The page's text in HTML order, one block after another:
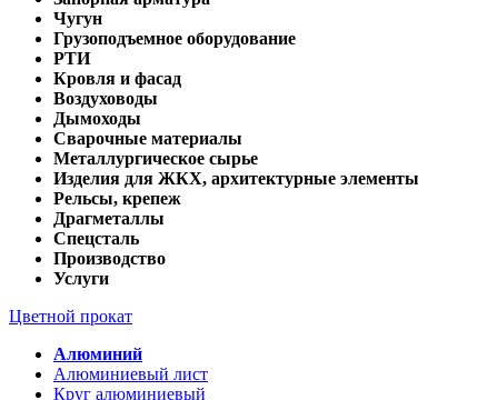
Чугун
Грузоподъемное оборудование
РТИ
Кровля и фасад
Воздуховоды
Дымоходы
Сварочные материалы
Металлургическое сырье
Изделия для ЖКХ, архитектурные элементы
Рельсы, крепеж
Драгметаллы
Спецсталь
Производство
Услуги
Цветной прокат
Алюминий
Алюминиевый лист
Круг алюминиевый